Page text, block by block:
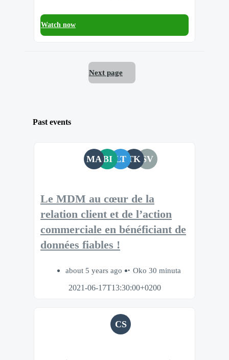
Watch now
Next page
Past events
MA BI LT TK SV
Le MDM au cœur de la
relation client et de l’action
commerciale en bénéficiant de
données fiables !
about 5 years ago
Oko 30 minuta
2021-06-17T13:30:00+0200
CS